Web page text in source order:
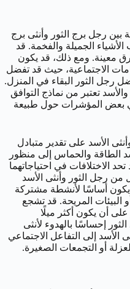
رجل برج الثور وأنثى برج
الجميلة والفخمة. قد
معينة. ومع ذلك، قد يكون
الاجتماعية، حيث قد تفضل
رجل الثور البقاء في المنزل.
تعتبر من نماذج التوافق
بعض المؤشرات حول طبيعة
الأسد على تقدير متبادل
الطاقة والحماس إلى منظور
الاختلافات في احتياجاتهما
من رجل الثور وأنثى الأسد
يكون أساسًا لأنشطة مشتركة
البيئات المريحة. قد تشجع
على أن يكون أكثر ميلًا
إحساسًا بالهدوء لأنثى
الأسد إلى التفاعل الاجتماعي
أو التجمعات الصغيرة.